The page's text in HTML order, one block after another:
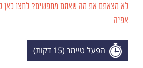
לא מצאתם את מה שאתם מחפשים? לחצו כאן
אפיה
הפעל טיימר (15 דקות)